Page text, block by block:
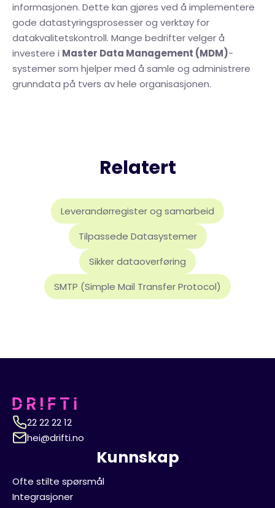
informasjonen. Dette kan gjøres ved å implementere
gode datastyringsprosesser og verktøy for
datakvalitetskontroll. Mange bedrifter velger å
investere i Master Data Management (MDM)-
systemer som hjelper med å samle og administrere
grunndata på tvers av hele organisasjonen.
Relatert
Leverandørregister og samarbeid
Tilpassede Datasystemer
Sikker dataoverføring
SMTP (Simple Mail Transfer Protocol)
22 22 22 12
hei@drifti.no
Kunnskap
Ofte stilte spørsmål
Integrasjoner